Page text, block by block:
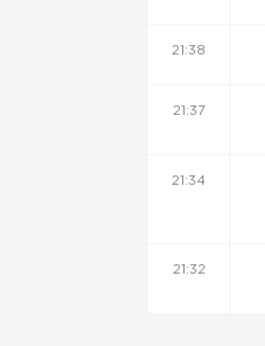
21:38
21:37
21:34
21:32